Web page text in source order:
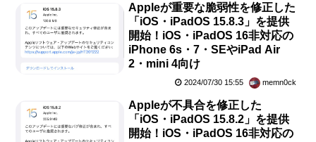
Appleが重要な脆弱性を修正した
「iOS・iPadOS 15.8.3」を提供
開始！iOS・iPadOS 16非対応の
iPhone 6s・7・SEやiPad Air
2・mini 4向け
2024/07/30 15:55 memn0ck
Appleが不具合を修正した
「iOS・iPadOS 15.8.2」を提供
開始！iOS・iPadOS 16非対応の